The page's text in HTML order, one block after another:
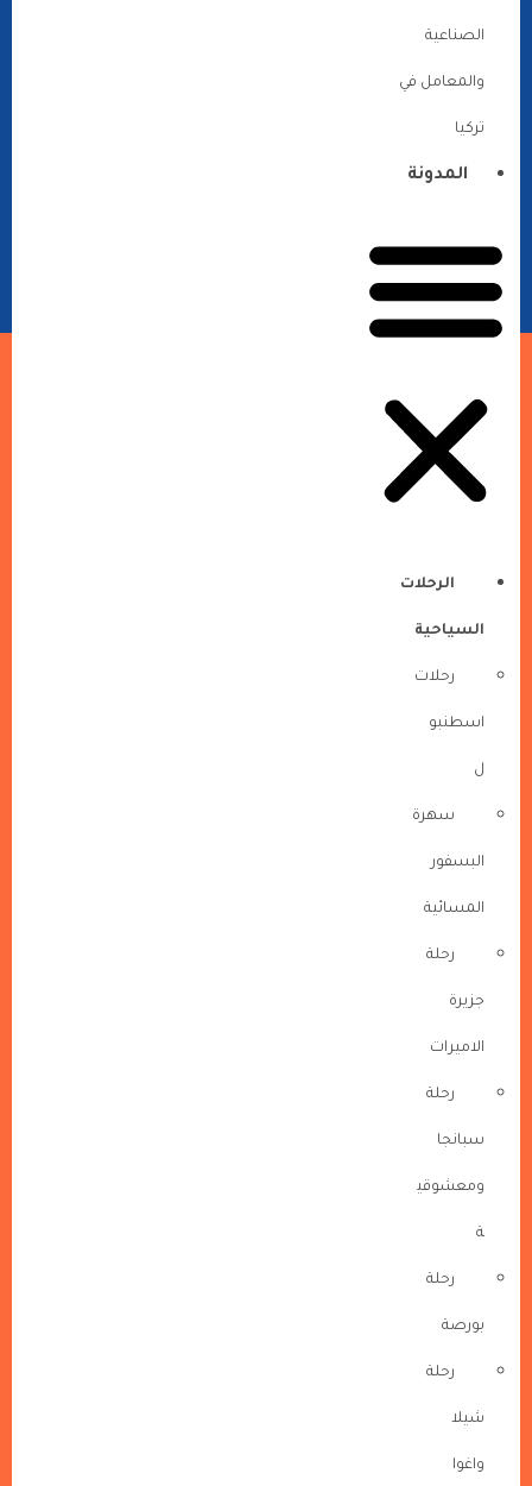
الصناعية
والمعامل في
تركيا
المدونة
الرحلات
السياحية
رحلات
اسطنبو
ل
سهرة
البسفور
المسائية
رحلة
جزيرة
الاميرات
رحلة
سبانجا
ومعشوقي
ة
رحلة
بورصة
رحلة
شيلا
واغوا